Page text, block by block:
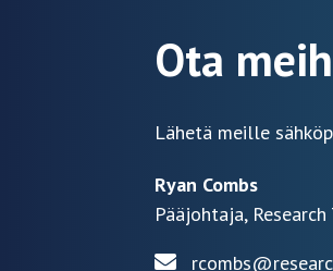
Ota
Lähetä meille
Ryan Combs
Pääjohtaja,